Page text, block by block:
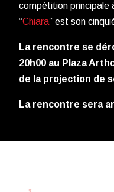
compétition principale
“Chiara” est son
La rencontre se
20h00 au Plaza
de la projection de
La rencontre sera